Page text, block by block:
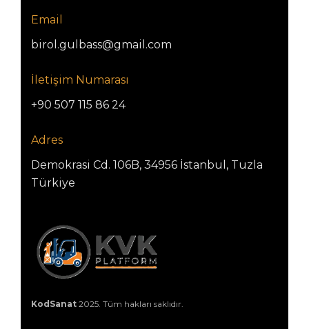
Email
birol.gulbass@gmail.com
İletişim Numarası
+90 507 115 86 24
Adres
Demokrasi Cd. 106B, 34956 İstanbul, Tuzla
Türkiye
KodSanat 2025. Tüm hakları saklıdır.